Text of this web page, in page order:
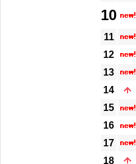
10
11
12
13
14
15
16
17
18